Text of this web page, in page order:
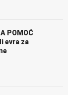
POMOĆ
evra za